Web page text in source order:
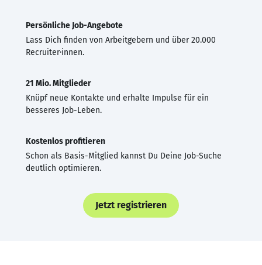
Persönliche Job-Angebote
Lass Dich finden von Arbeitgebern und über 20.000
Recruiter·innen.
21 Mio. Mitglieder
Knüpf neue Kontakte und erhalte Impulse für ein
besseres Job-Leben.
Kostenlos profitieren
Schon als Basis-Mitglied kannst Du Deine Job-Suche
deutlich optimieren.
Jetzt registrieren